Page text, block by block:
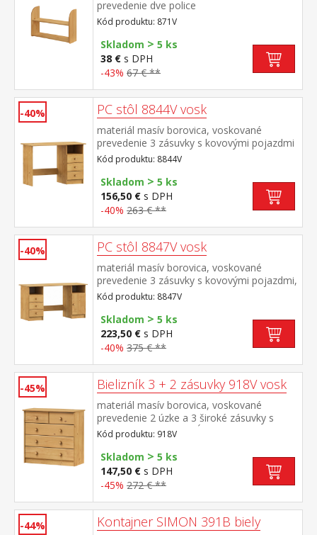
prevedenie dve police
Kód produktu: 871V
Skladom > 5 ks
38 € s DPH
-43% 67 € **
-40% PC stôl 8844V vosk
materiál masív borovica, voskované
prevedenie 3 zásuvky s kovovými pojazdmi
(montáž možná iba na pravú stranu)
rozmer zásuvky (š/h/v) 27,9 × 30,7 × 10,5
cm bez výsuvu pre klávesnicu
Kód produktu: 8844V
Skladom > 5 ks
156,50 € s DPH
-40% 263 € **
-40% PC stôl 8847V vosk
materiál masív borovica, voskované
prevedenie 3 zásuvky s kovovými pojazdmi,
skrinka s dvierkami rozmer zásuvky (š/h/v)
27,9 × 30,7 × 10,6 cm bez výsuvu pre
klávesnicu
Kód produktu: 8847V
Skladom > 5 ks
223,50 € s DPH
-40% 375 € **
-45% Bielizník 3 + 2 zásuvky 918V vosk
materiál masív borovica, voskované
prevedenie 2 úzke a 3 široké zásuvky s
kovovými pojazdmi, hĺbka zásuvky 32,5 cm
Kód produktu: 918V
Skladom > 5 ks
147,50 € s DPH
-45% 272 € **
-44% Kontajner SIMON 391B biely